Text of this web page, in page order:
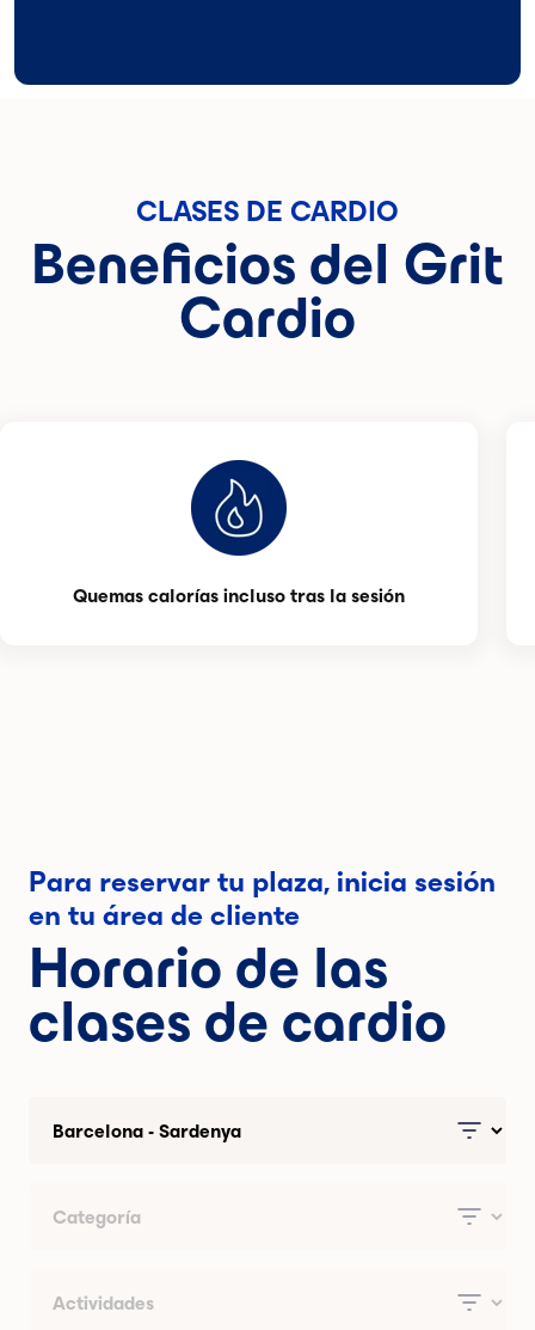
CLASES DE CARDIO
Beneficios del Grit
Cardio
Quemas calorías incluso tras la sesión
Para reservar tu plaza, inicia sesión
en tu área de cliente
Horario de las
clases de cardio